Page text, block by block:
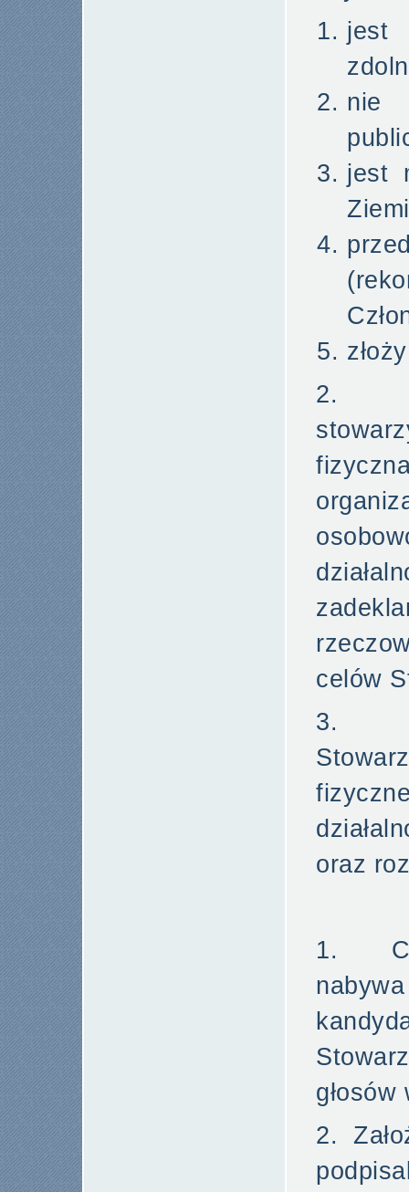
jest
nie
jest
2.
celów
3.
oraz
1.
głosów
2.